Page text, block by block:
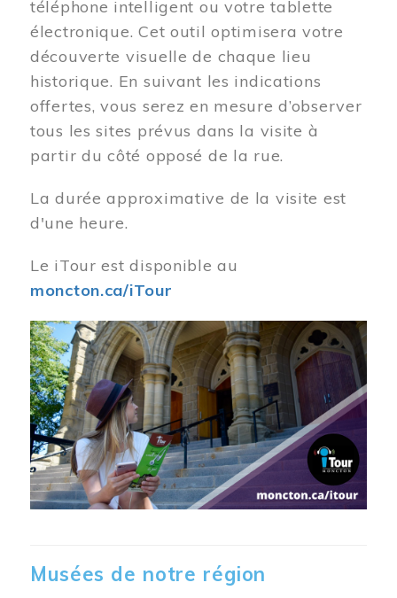
téléphone intelligent ou votre tablette
électronique. Cet outil optimisera votre
découverte visuelle de chaque lieu
historique. En suivant les indications
offertes, vous serez en mesure d’observer
tous les sites prévus dans la visite à
partir du côté opposé de la rue.
La durée approximative de la visite est
d'une heure.
Le iTour est disponible au
moncton.ca/iTour
Musées de notre région